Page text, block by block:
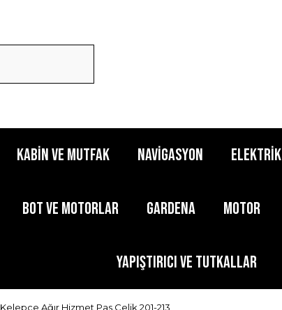
KABİN ve MUTFAK NAVİGASYON ELEKTRİK
BOT ve MOTORLAR GARDENA MOTOR
YAPIŞTIRICI ve TUTKALLAR
Kelepçe Ağır Hizmet Pas.Çelik 201-213